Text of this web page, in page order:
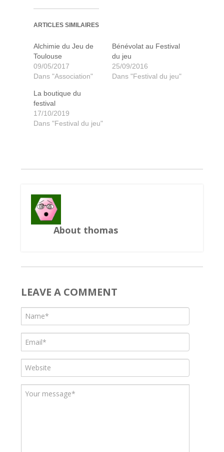
ARTICLES SIMILAIRES
Alchimie du Jeu de
Toulouse
09/05/2017
Dans "Association"
Bénévolat au Festival
du jeu
25/09/2016
Dans "Festival du jeu"
La boutique du
festival
17/10/2019
Dans "Festival du jeu"
About thomas
LEAVE A COMMENT